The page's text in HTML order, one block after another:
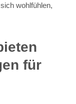
wohlfühlen,
für